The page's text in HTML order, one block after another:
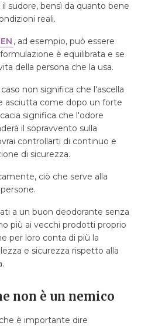
sudore, bensì da quanto bene
reali.
, ad esempio, può essere
è equilibrata e se
della persona che la usa.
non significa che l'ascella
asciutta come dopo un forte
significa che l'odore
il sopravvento sulla
controllarti di continuo e
di sicurezza.
ciò che serve alla
a un buon deodorante senza
più ai vecchi prodotti proprio
per loro conta di più la
e sicurezza rispetto alla
non è un nemico
è importante dire